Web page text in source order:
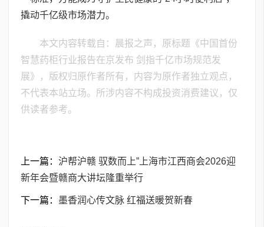
撬动千亿级市场潜力。
本文内容转载自：晨报之声，原标题《中国首份
智慧药柜行业报告在京发布 剑指千亿市场规范发
展》，版权归原作者所有，内容为原作者独立观点，
不代表本站立场。所涉内容不构成投资消费建议，仅
供读者参考。
上一篇： 沪帮沪赣 驭数而上”上海市江西商会2026迎
新年会暨赣商大讲坛隆重举行
下一篇： 墨香润心传文脉 红福送暖贺新春